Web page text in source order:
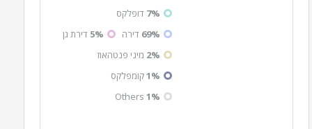
7% דופלקס
69% דירה 5% דירת גן
2% מיני פנטהאוז
1%קומפלקס
1%